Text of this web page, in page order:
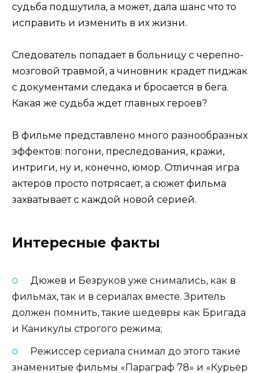
судьба подшутила, а может, дала шанс что то
исправить и изменить в их жизни.
Следователь попадает в больницу с черепно-
мозговой травмой, а чиновник крадет пиджак
с документами следака и бросается в бега.
Какая же судьба ждет главных героев?
В фильме представлено много разнообразных
эффектов: погони, преследования, кражи,
интриги, ну и, конечно, юмор. Отличная игра
актеров просто потрясает, а сюжет фильма
захватывает с каждой новой серией.
Интересные факты
Дюжев и Безруков уже снимались, как в
фильмах, так и в сериалах вместе. Зритель
должен помнить, такие шедевры как Бригада
и Каникулы строгого режима;
Режиссер сериала снимал до этого такие
знаменитые фильмы «Параграф 78» и «Курьер